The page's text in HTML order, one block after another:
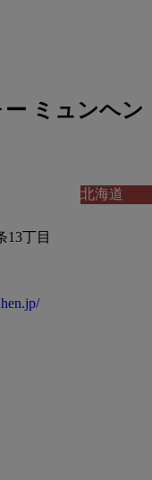
ー ミュンヘン
北海道
13丁目